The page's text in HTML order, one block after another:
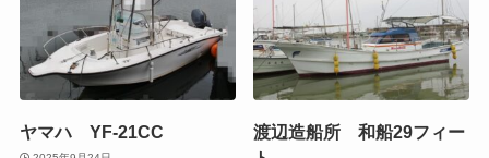
ヤマハ YF-21CC
渡辺造船所 和船29フィー